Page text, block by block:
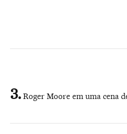
Roger Moore em uma cena